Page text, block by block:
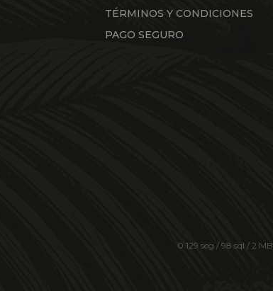
TÉRMINOS Y CONDICIONES
PAGO SEGURO
0.129 seg / 98 sql / 2 MB